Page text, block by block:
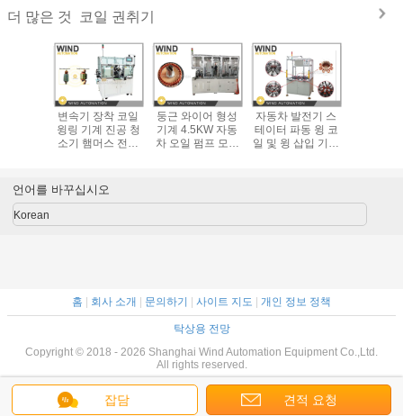
더 많은 것 코일 권취기
변속기 장착 코일
윙링 기계 진공 청
소기 햄머스 전력
둥근 와이어 형성
기계 4.5KW 자동
차 오일 펌프 모터
자동차 발전기 스
테이터 파동 윙 코
일 및 윙 삽입 기계
잡담 견적 요청
언어를 바꾸십시오
Korean
홈 | 회사 소개 | 문의하기 | 사이트 지도 | 개인 정보 정책
탁상용 전망
Copyright © 2018 - 2026 Shanghai Wind Automation Equipment Co.,Ltd.
All rights reserved.